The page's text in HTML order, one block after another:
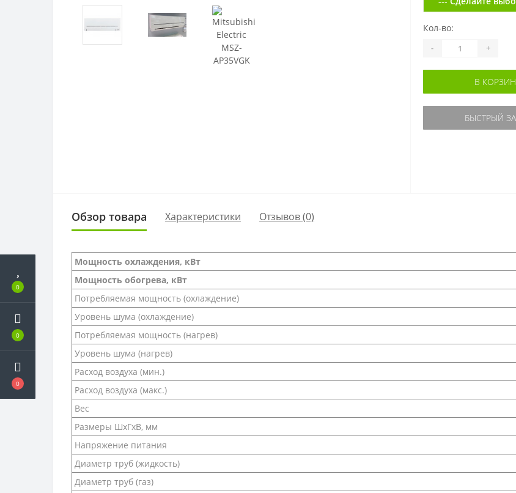
0
0
0
Кол-во:
- +
В
БЫСТРЫЙ
Обзор товара Характеристики Отзывов (0)
Мощность охлаждения, кВт
Мощность обогрева, кВт
Потребляемая мощность (охлаждение)
Уровень шума (охлаждение)
Потребляемая мощность (нагрев)
Уровень шума (нагрев)
Расход воздуха (мин.)
Расход воздуха (макс.)
Вес
Размеры ШхГхВ, мм
Напряжение питания
Диаметр труб (жидкость)
Диаметр труб (газ)